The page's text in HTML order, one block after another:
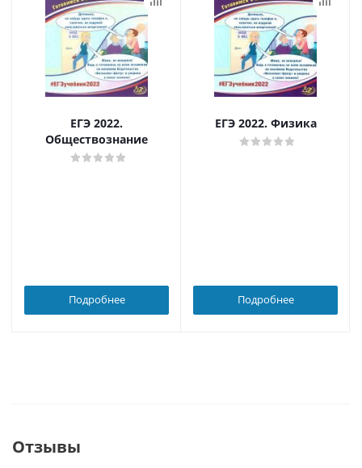
ЕГЭ 2022.
Обществознание
Подробнее
ЕГЭ 2022. Физика
Подробнее
Отзывы